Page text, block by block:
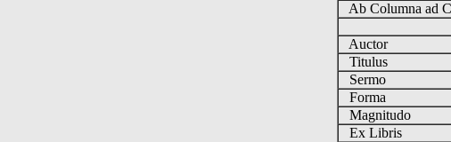
Ab Columna ad
Auctor
Titulus
Sermo
Forma
Magnitudo
Ex Libris